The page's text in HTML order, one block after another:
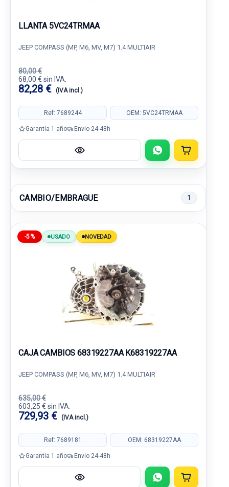
LLANTA 5VC24TRMAA
JEEP COMPASS (MP, M6, MV, M7) 1.4 MULTIAIR
80,00 €
68,00 € sin IVA.
82,28 € (IVA incl.)
Ref: 7689244 OEM: 5VC24TRMAA
Garantía 1 año Envío 24-48h
CAMBIO/EMBRAGUE 1
-5% USADO NOVEDAD
CAJA CAMBIOS 68319227AA K68319227AA
JEEP COMPASS (MP, M6, MV, M7) 1.4 MULTIAIR
635,00 €
603,25 € sin IVA.
729,93 € (IVA incl.)
Ref: 7689181 OEM: 68319227AA
Garantía 1 año Envío 24-48h